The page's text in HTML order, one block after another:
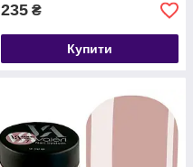
235 ₴
Купити